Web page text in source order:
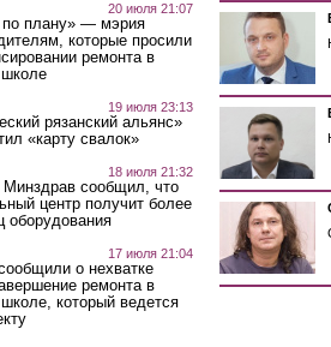
20 июля 21:07
по плану» — мэрия
которые просили
ремонта в
школе
19 июля 23:13
рязанский альянс»
«карту свалок»
18 июля 21:32
Минздрав сообщил, что
центр получит более
оборудования
17 июля 21:04
о нехватке
ремонта в
который ведется